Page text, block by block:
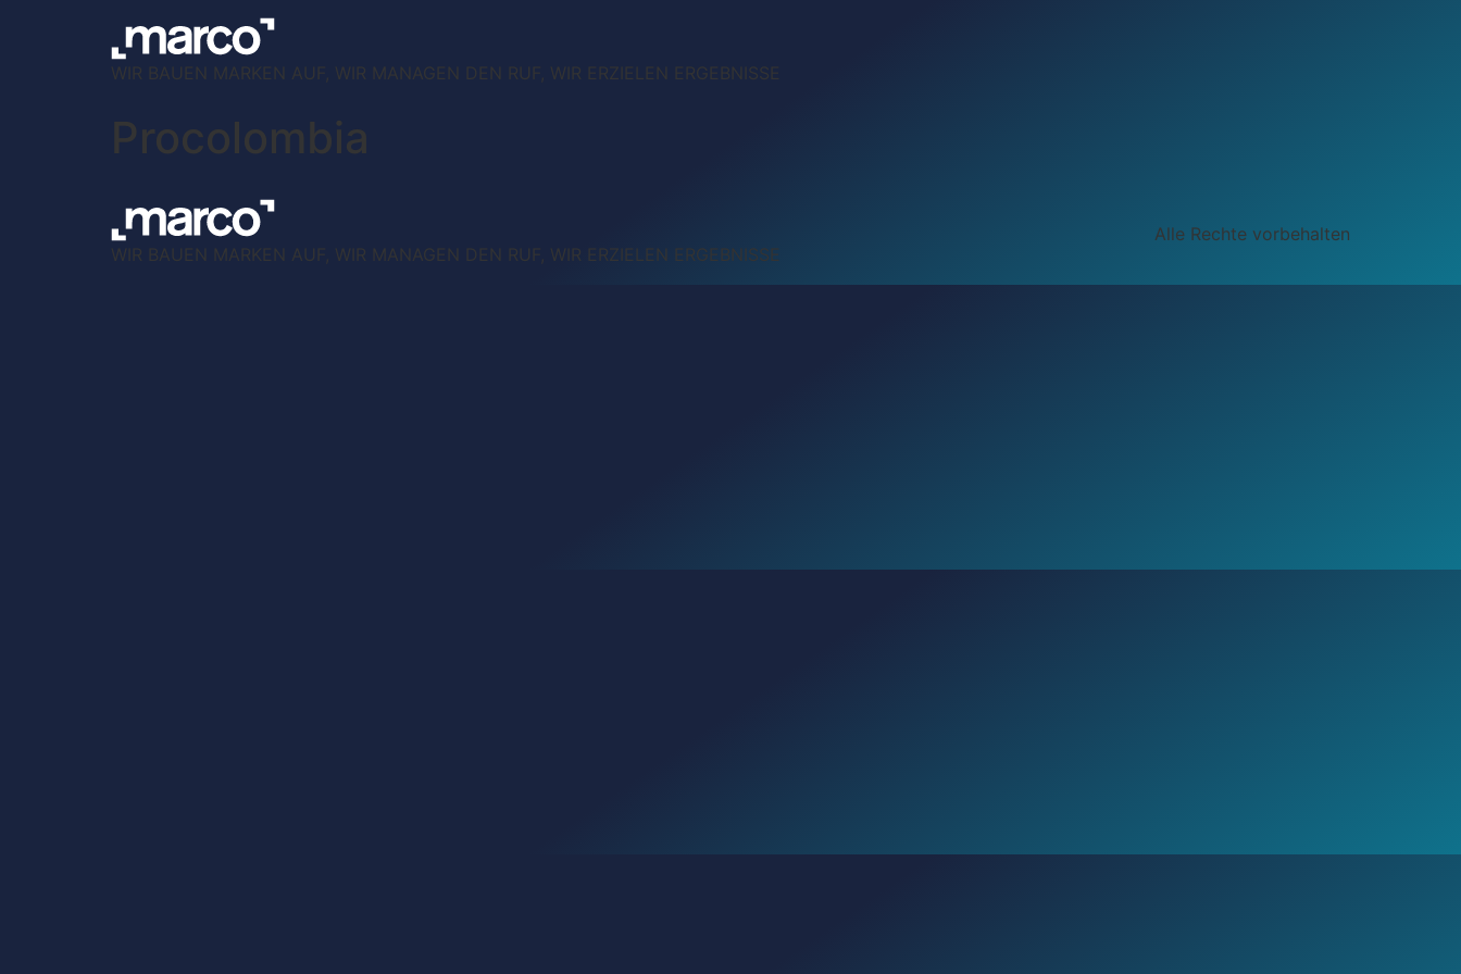
WIR BAUEN MARKEN AUF, WIR MANAGEN DEN RUF, WIR ERZIELEN ERGEBNISSE
Procolombia
WIR BAUEN MARKEN AUF, WIR MANAGEN DEN RUF, WIR ERZIELEN ERGEBNISSE
Alle Rechte vorbehalten